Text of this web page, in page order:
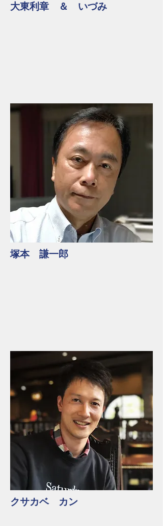
​大東利章 ＆ いづみ
​塚本 謙一郎
​クサカベ カン